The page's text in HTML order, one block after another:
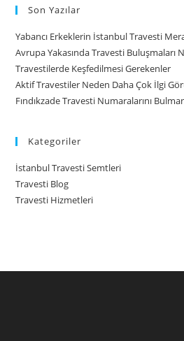
Son Yazılar
Yabancı Erkeklerin İstanbul Travesti
Avrupa Yakasında Travesti Buluşmaları
Travestilerde Keşfedilmesi Gerekenler
Aktif Travestiler Neden Daha Çok İlgi
Fındıkzade Travesti Numaralarını
Kategoriler
İstanbul Travesti Semtleri
Travesti Blog
Travesti Hizmetleri